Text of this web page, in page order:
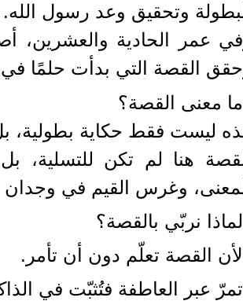
وتحقيق وعد رسول الله.
عمر الحادية والعشرين،
القصة التي بدأت حلمًا
ما معنى القصة؟
ليست فقط حكاية بطولية،
هنا لم تكن للتسلية،
وغرس القيم في
لماذا نربّي بالقصة؟
لأن القصة تعلّم دون أن تأمر.
تمرّ عبر العاطفة فتُثبّت في